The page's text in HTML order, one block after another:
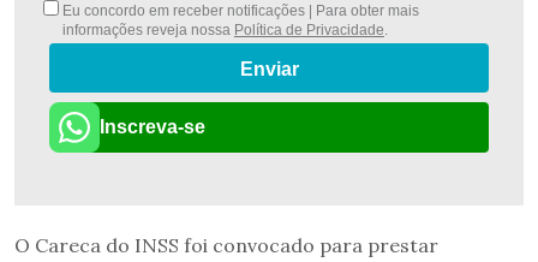
Eu concordo em receber notificações | Para obter mais
informações reveja nossa Política de Privacidade
Enviar
Inscreva-se
O Careca do INSS foi convocado para prestar